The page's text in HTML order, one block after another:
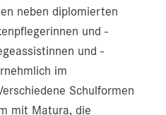
neben diplomierten
und -
und -
im
Schulformen
mit Matura, die